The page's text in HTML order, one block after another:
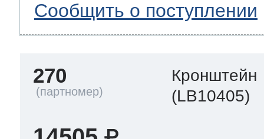
Сообщить о поступлении
270
Кронштейн
(LB10405)